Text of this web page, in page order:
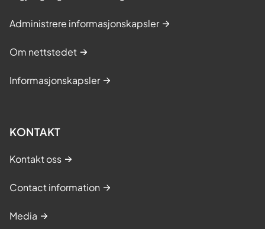
Administrere informasjonskapsler
Om nettstedet
Informasjonskapsler
KONTAKT
Kontakt oss
Contact information
Media